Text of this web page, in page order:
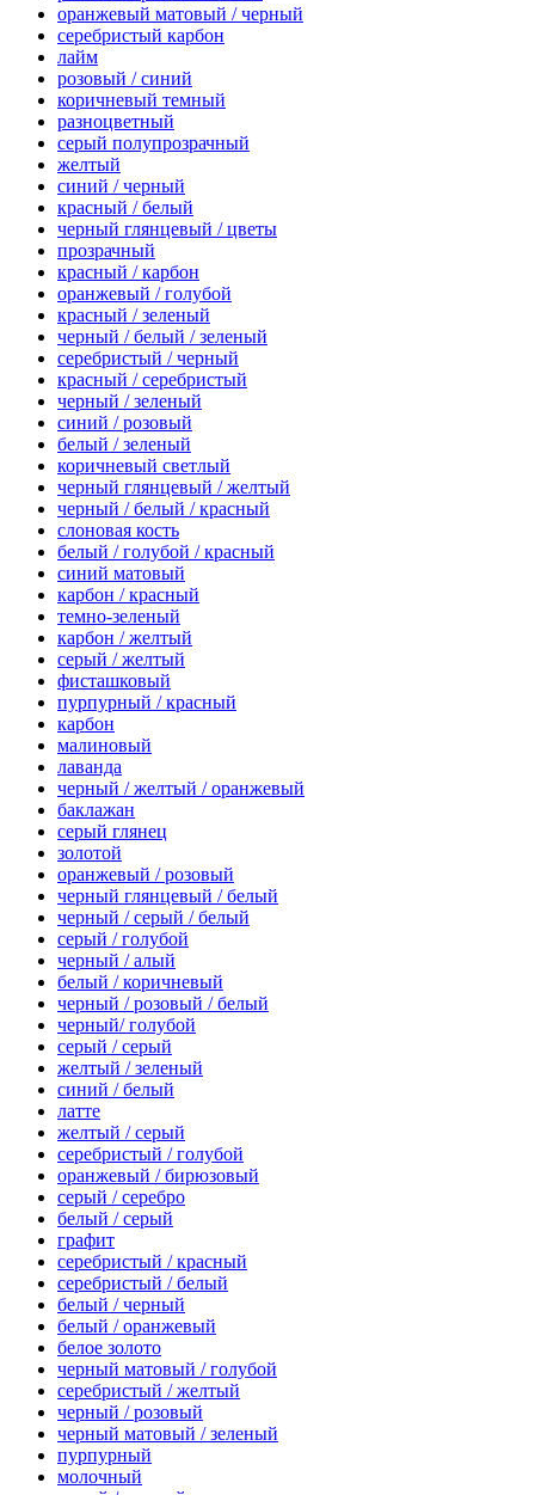
оранжевый матовый / черный
серебристый карбон
лайм
розовый / синий
коричневый темный
разноцветный
серый полупрозрачный
желтый
синий / черный
красный / белый
черный глянцевый / цветы
прозрачный
красный / карбон
оранжевый / голубой
красный / зеленый
черный / белый / зеленый
серебристый / черный
красный / серебристый
черный / зеленый
синий / розовый
белый / зеленый
коричневый светлый
черный глянцевый / желтый
черный / белый / красный
слоновая кость
белый / голубой / красный
синий матовый
карбон / красный
темно-зеленый
карбон / желтый
серый / желтый
фисташковый
пурпурный / красный
карбон
малиновый
лаванда
черный / желтый / оранжевый
баклажан
серый глянец
золотой
оранжевый / розовый
черный глянцевый / белый
черный / серый / белый
серый / голубой
черный / алый
белый / коричневый
черный / розовый / белый
черный/ голубой
серый / серый
желтый / зеленый
синий / белый
латте
желтый / серый
серебристый / голубой
оранжевый / бирюзовый
серый / серебро
белый / серый
графит
серебристый / красный
серебристый / белый
белый / черный
белый / оранжевый
белое золото
черный матовый / голубой
серебристый / желтый
черный / розовый
черный матовый / зеленый
пурпурный
молочный